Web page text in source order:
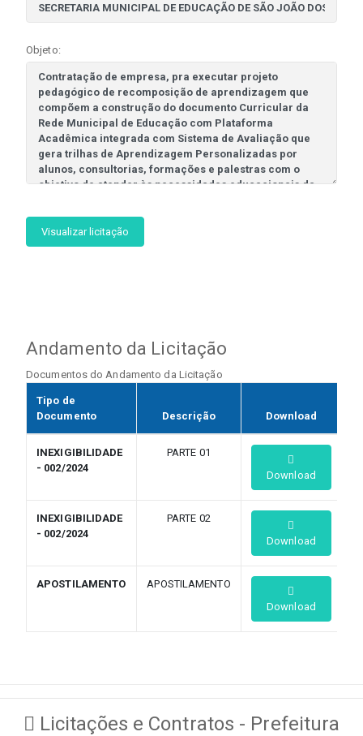
Objeto:
Visualizar licitação
Andamento da Licitação
Documentos do Andamento da Licitação
Tipo de
Documento
Descrição Download
INEXIGIBILIDADE
- 002/2024
PARTE 01
Download
INEXIGIBILIDADE
- 002/2024
PARTE 02
Download
APOSTILAMENTO
APOSTILAMENTO
Download
Licitações e Contratos - Prefeitura